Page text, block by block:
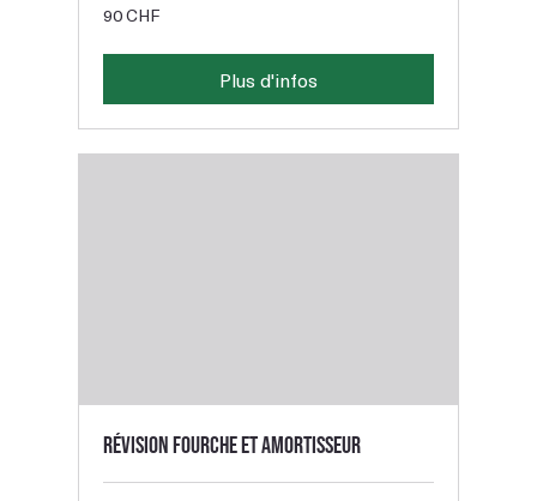
francs
90 CHF
Plus d'infos
Révision fourche et amortisseur